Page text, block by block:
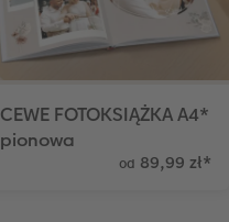
CEWE FOTOKSIĄŻKA A4*
pionowa
od 89,99 zł*